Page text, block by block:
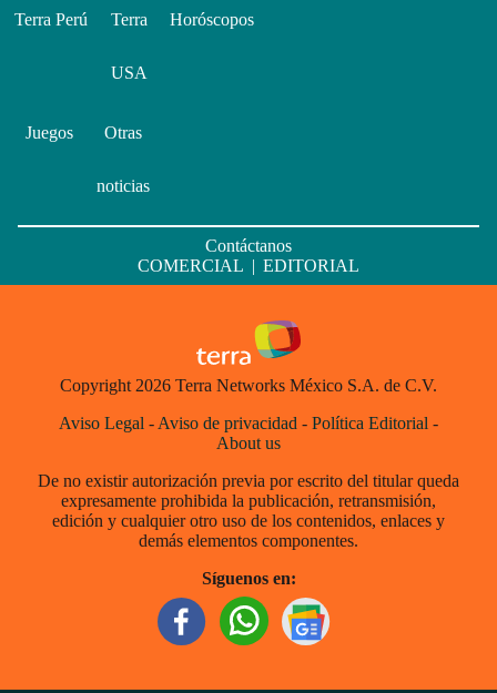
Terra Perú Terra
USA
Horóscopos
Juegos Otras
noticias
Contáctanos
COMERCIAL | EDITORIAL
Copyright 2026 Terra Networks México S.A. de C.V.
Aviso Legal - Aviso de privacidad - Política Editorial -
About us
De no existir autorización previa por escrito del titular queda
expresamente prohibida la publicación, retransmisión,
edición y cualquier otro uso de los contenidos, enlaces y
demás elementos componentes.
Síguenos en: